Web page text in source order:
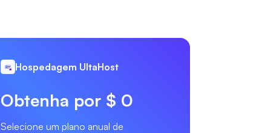
Hospedagem UltaHost
Obtenha por $ 0
Selecione um plano anual de